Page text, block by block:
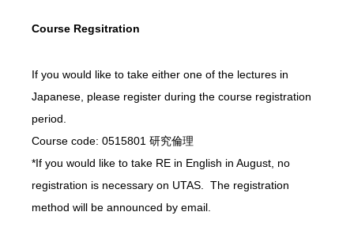
Course Regsitration
If you would like to take either one of the lectures in
Japanese, please register during the course registration
period.
Course code: 0515801 研究倫理
*If you would like to take RE in English in August, no
registration is necessary on UTAS. The registration
method will be announced by email.